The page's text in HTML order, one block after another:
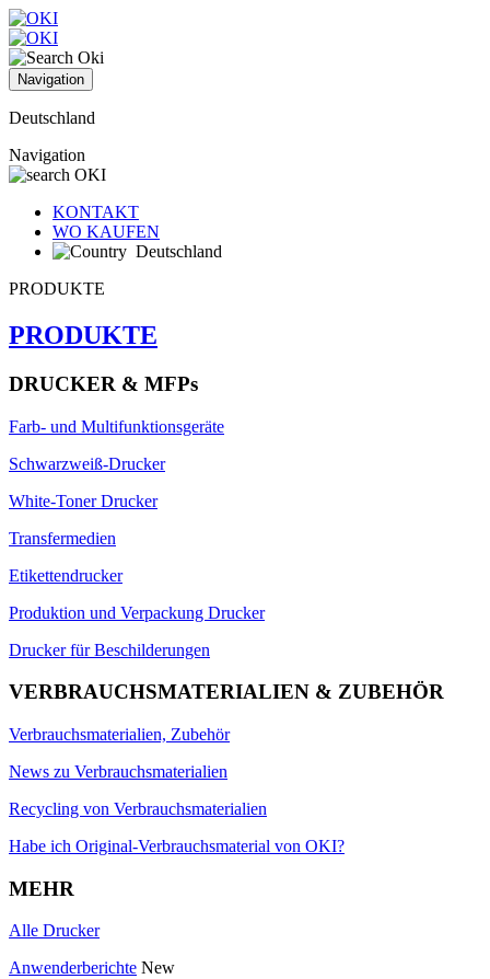
Navigation
Deutschland
Navigation
KONTAKT
WO KAUFEN
Deutschland
PRODUKTE
PRODUKTE
DRUCKER & MFPs
Farb- und Multifunktionsgeräte
Schwarzweiß-Drucker
White-Toner Drucker
Transfermedien
Etikettendrucker
Produktion und Verpackung Drucker
Drucker für Beschilderungen
VERBRAUCHSMATERIALIEN & ZUBEHÖR
Verbrauchsmaterialien, Zubehör
News zu Verbrauchsmaterialien
Recycling von Verbrauchsmaterialien
Habe ich Original-Verbrauchsmaterial von OKI?
MEHR
Alle Drucker
Anwenderberichte New